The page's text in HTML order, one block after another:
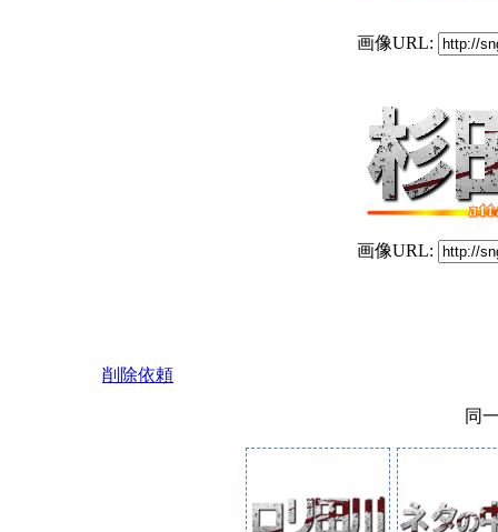
画像URL:
画像URL:
削除依頼
同